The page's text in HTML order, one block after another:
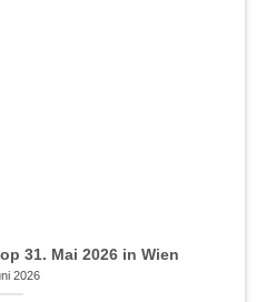
31. Mai 2026 in Wien
2026